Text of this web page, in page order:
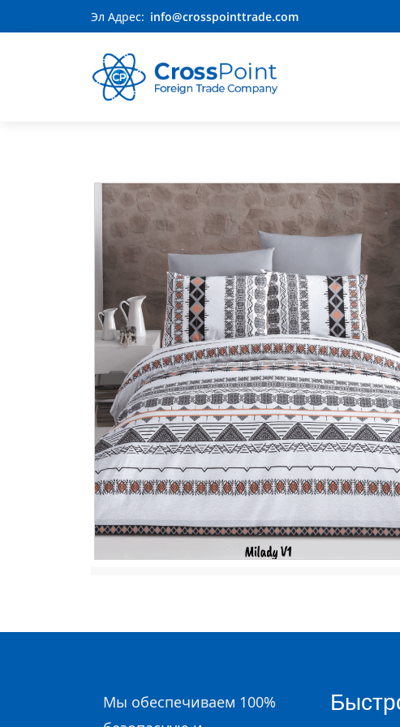
Эл Адрес: info@crosspointtrade.com
Мы обеспечиваем 100%